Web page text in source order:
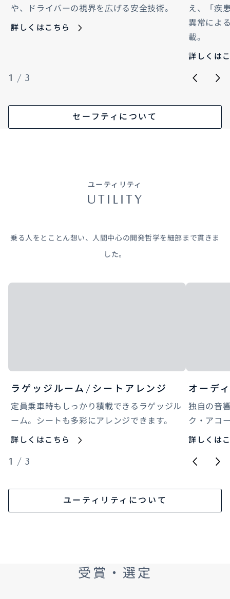
や、ドライバーの視界を広げる安全技術。
詳しくはこちら
え、「疾
異常によ
載。
詳しくは
1 / 3
セーフティについて
ユーティリティ
UTILITY
乗る人をとことん想い、人間中心の開発哲学を細部まで貫きま
した。
ラゲッジルーム/シートアレンジ
定員乗車時もしっかり積載できるラゲッジル
ーム。シートも多彩にアレンジできます。
詳しくはこちら
オーデ
独自の音
ク・アコ
詳しくは
1 / 3
ユーティリティについて
受賞・選定